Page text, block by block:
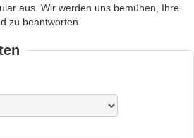
aus. Wir werden uns bemühen, Ihre
zu beantworten.